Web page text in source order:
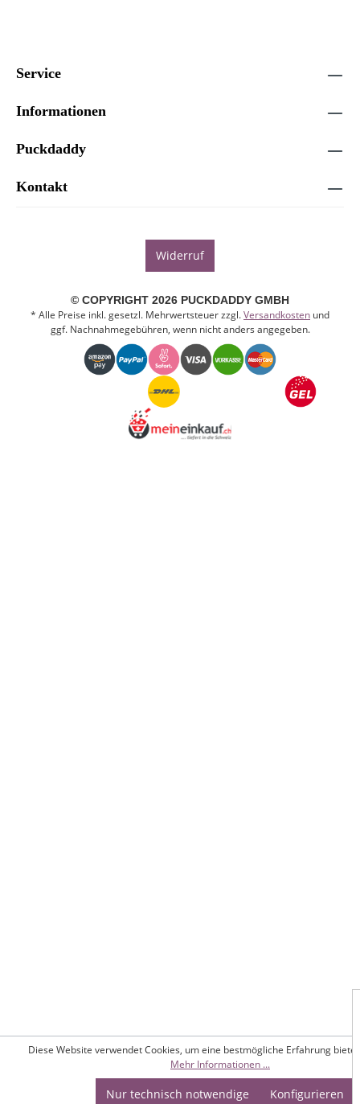
Service
Informationen
Puckdaddy
Kontakt
Widerruf
© COPYRIGHT 2026 PUCKDADDY GMBH
* Alle Preise inkl. gesetzl. Mehrwertsteuer zzgl.Versandkosten und
ggf. Nachnahmegebühren, wenn nicht anders angegeben.
Diese Website verwendet Cookies, um eine bestmögliche Erfahrung
Mehr Informationen ...
Nur technisch notwendige Konfigurieren